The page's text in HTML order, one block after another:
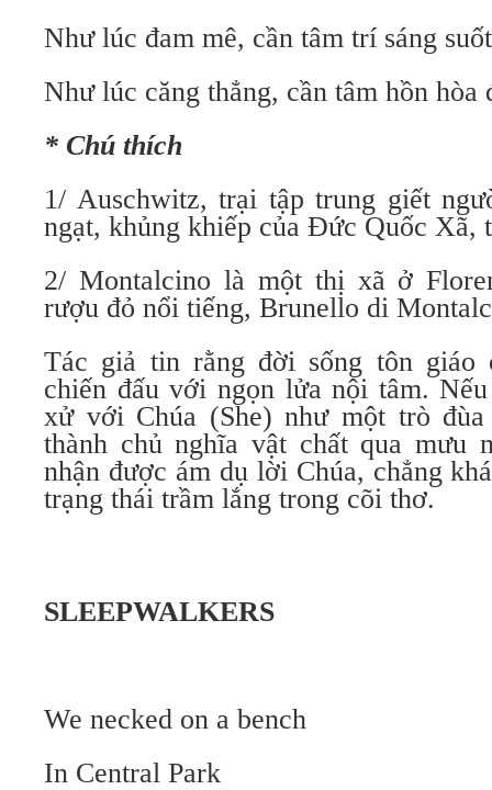
Như lúc đam mê, cần tâm trí sáng
Như lúc căng thẳng, cần tâm hồn hòa
* Chú thích
1/ Auschwitz, trại tập trung giết
ngạt, khủng khiếp của Đức Quốc Xã,
2/ Montalcino là một thị xã ở
rượu đỏ nổi tiếng, Bru­nello di
Tác giả tin rằng đời sống tôn giáo
chiến đấu với ngọn lửa nội tâm.
xử với Chúa (She) như một trò
thành chủ nghĩa vật chất qua mưu
nhận được ám dụ lời Chúa, chẳng
trạng thái trầm lắng trong cõi thơ.
SLEEPWALKERS
We necked on a bench
In Central Park